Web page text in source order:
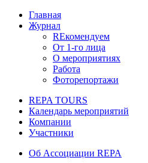
Главная
Журнал
REкомендуем
От 1-го лица
О мероприятиях
Работа
Фоторепортажи
REPA TOURS
Календарь мероприятий
Компании
Участники
Об Ассоциации REPA